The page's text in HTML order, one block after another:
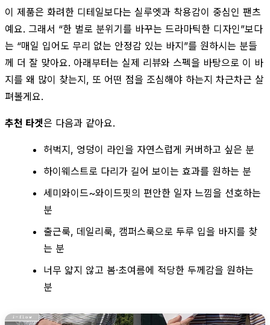
이 제품은 화려한 디테일보다는 실루엣과 착용감이 중심인 팬츠
예요. 그래서 “한 벌로 분위기를 바꾸는 드라마틱한 디자인”보다
는 “매일 입어도 무리 없는 안정감 있는 바지”를 원하시는 분들
께 더 잘 맞아요. 아래부터는 실제 리뷰와 스펙을 바탕으로 이 바
지를 왜 많이 찾는지, 또 어떤 점을 조심해야 하는지 차근차근 살
펴볼게요.
추천 타겟은 다음과 같아요.
허벅지, 엉덩이 라인을 자연스럽게 커버하고 싶은 분
하이웨스트로 다리가 길어 보이는 효과를 원하는 분
세미와이드~와이드핏의 편안한 일자 느낌을 선호하는
분
출근룩, 데일리룩, 캠퍼스룩으로 두루 입을 바지를 찾
는 분
너무 얇지 않고 봄·초여름에 적당한 두께감을 원하는
분